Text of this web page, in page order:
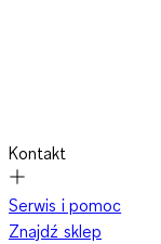
Kontakt
Serwis i pomoc
Znajdź sklep